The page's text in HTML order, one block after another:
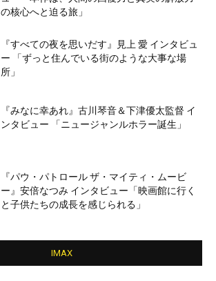
の核心へと迫る旅」
『すべての夜を思いだす』見上 愛 インタビュ
ー 「ずっと住んでいる街のような大事な場
所」
『みなに幸あれ』古川琴音＆下津優太監督 イ
ンタビュー 「ニュージャンルホラー誕生」
『パウ・パトロール ザ・マイティ・ムービ
ー』安倍なつみ インタビュー「映画館に行く
と子供たちの成長を感じられる」
IMAX